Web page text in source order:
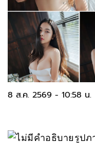
8 ส.ค. 2569 - 10:58 น.